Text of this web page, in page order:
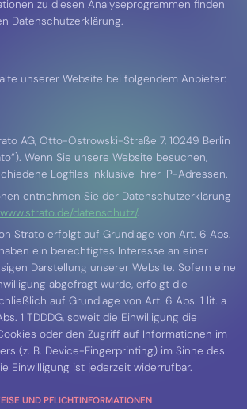
zu diesen Analyseprogrammen finden
Datenschutzerklärung.
unserer Website bei folgendem Anbieter:
AG, Otto-Ostrowski-Straße 7, 10249 Berlin
Wenn Sie unsere Website besuchen,
Logfiles inklusive Ihrer IP-Adressen.
entnehmen Sie der Datenschutzerklärung
datenschutz/.
Strato erfolgt auf Grundlage von Art. 6 Abs.
ein berechtigtes Interesse an einer
Darstellung unserer Website. Sofern eine
abgefragt wurde, erfolgt die
auf Grundlage von Art. 6 Abs. 1 lit. a
1 TDDDG, soweit die Einwilligung die
oder den Zugriff auf Informationen im
(z. B. Device-Fingerprinting) im Sinne des
Einwilligung ist jederzeit widerrufbar.
UND PFLICHT­INFORMATIONEN